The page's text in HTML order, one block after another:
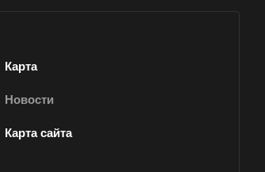
Карта
Новости
Карта сайта